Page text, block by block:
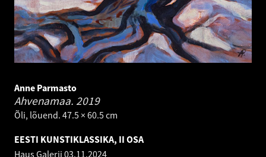
Anne Parmasto
Ahvenamaa. 2019
Õli, lõuend. 47.5 × 60.5 cm
EESTI KUNSTIKLASSIKA, II OSA
Haus Galerii 03.11.2024